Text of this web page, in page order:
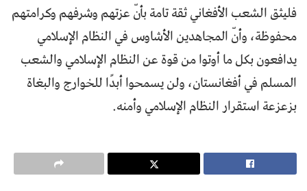
فليثق الشعب الأفغاني ثقة تامة بأنّ عزتهم وشرفهم وكرامتهم
محفوظة، وأنّ المجاهدين الأشاوس في النظام الإسلامي
يدافعون بكل ما أوتوا من قوة عن النظام الإسلامي والشعب
المسلم في أفغانستان، ولن يسمحوا أبدًا للخوارج والبغاة
بزعزعة استقرار النظام الإسلامي وأمنه.